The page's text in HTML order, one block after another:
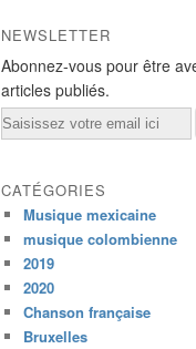
NEWSLETTER
Abonnez-vous pour être
articles publiés.
Email
CATÉGORIES
Musique mexicaine
musique colombienne
2019
2020
Chanson française
Bruxelles